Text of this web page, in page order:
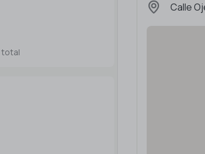
total
Calle